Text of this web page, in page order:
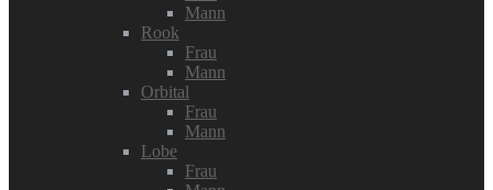
Mann
Rook
Frau
Mann
Orbital
Frau
Mann
Lobe
Frau